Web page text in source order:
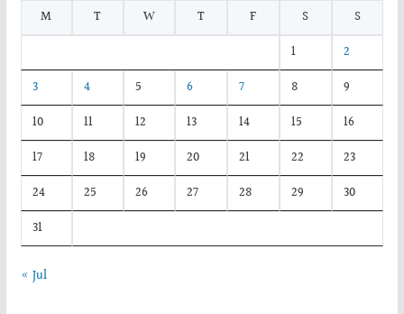
M
T W T F S
S
1
2
3
4 5 6 7 8
9
10
11 12 13 14 15
16
17
18 19 20 21 22
23
24
25 26 27 28 29
30
31
« Jul